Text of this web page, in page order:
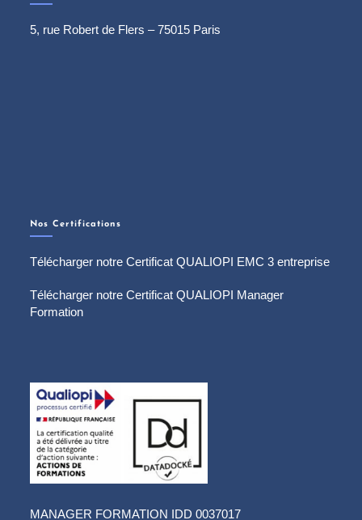
5, rue Robert de Flers – 75015 Paris
Nos Certifications
Télécharger notre Certificat QUALIOPI EMC 3 entreprise
Télécharger notre Certificat QUALIOPI Manager
Formation
MANAGER FORMATION IDD 0037017